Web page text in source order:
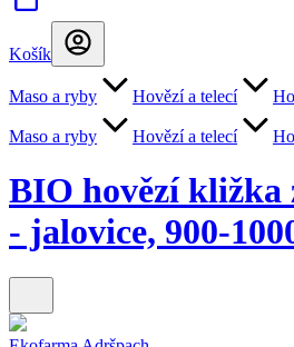
Košík
Maso a ryby Hovězí a telecí
Maso a ryby Hovězí a telecí
BIO hovězí kližka
- jalovice, 900-